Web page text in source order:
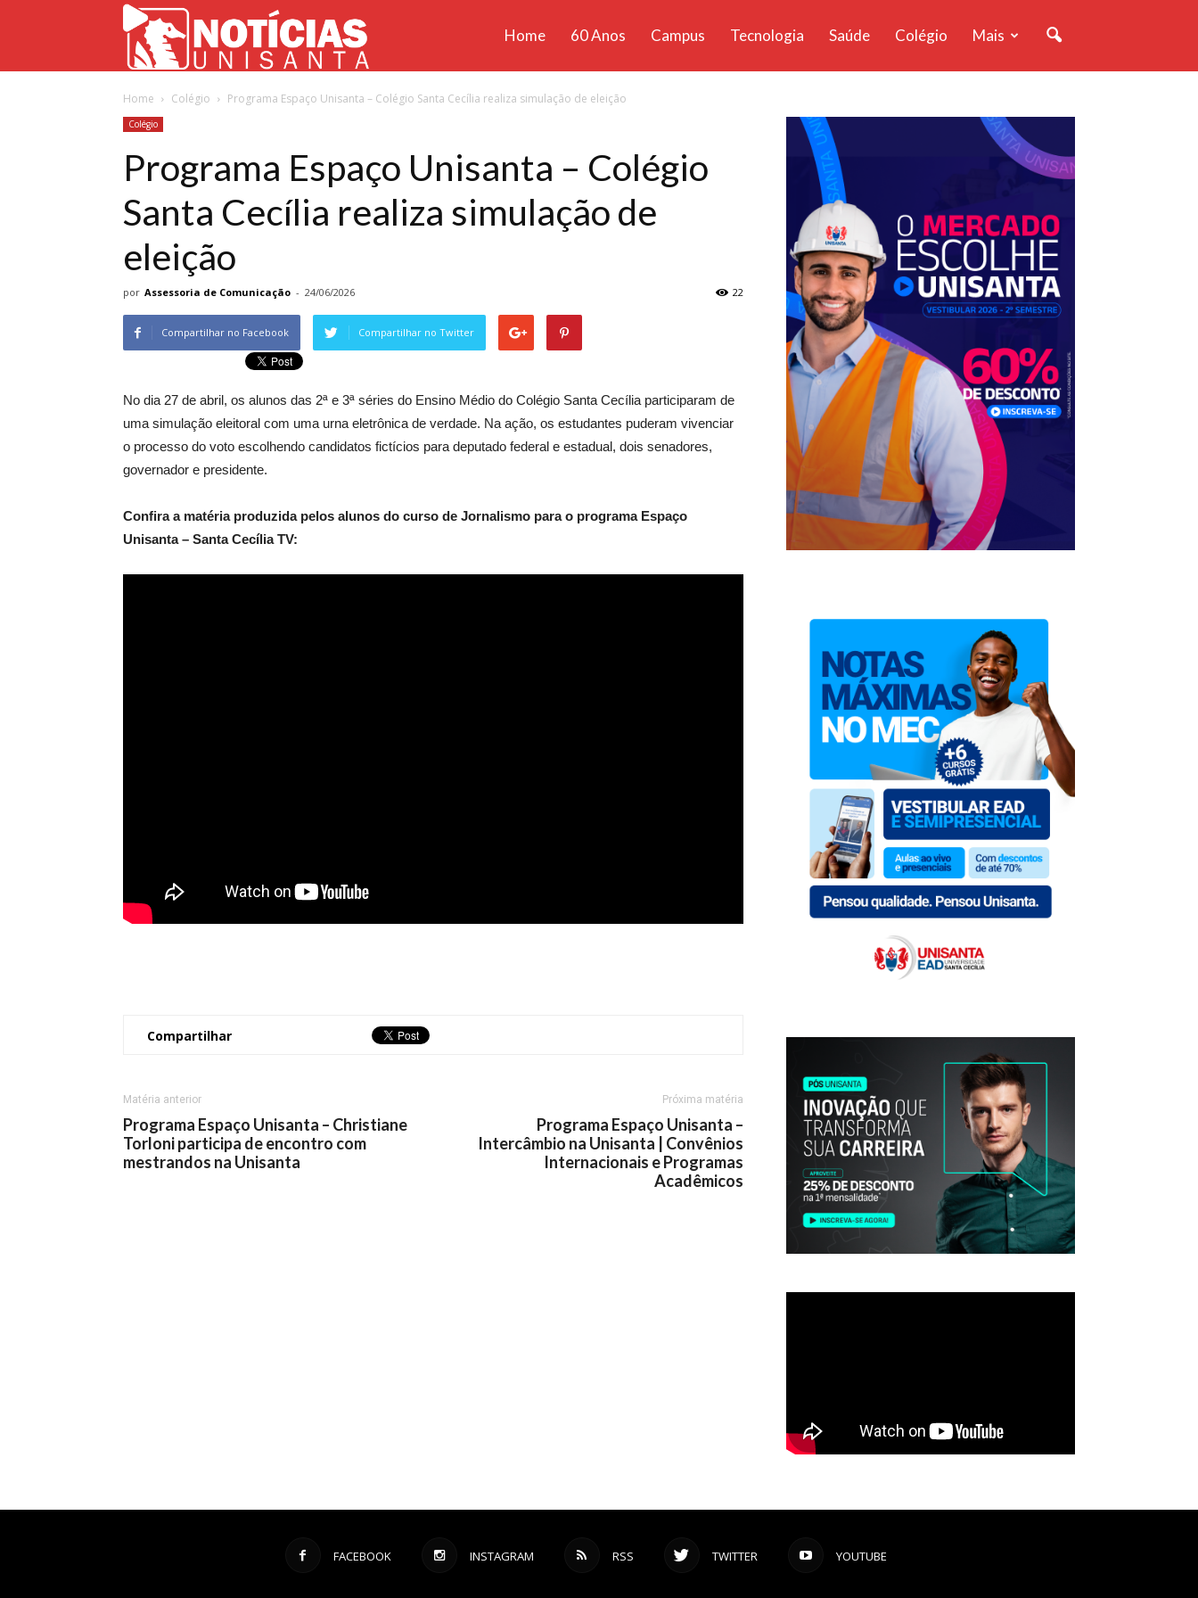
Unisanta
Home 60 Anos Campus Tecnologia Saúde Colégio Mais
Home Colégio Programa Espaço Unisanta – Colégio Santa Cecília realiza simulação de eleição
Colégio
Programa Espaço Unisanta – Colégio
Santa Cecília realiza simulação de
eleição
por Assessoria de Comunicação - 24/06/2026 22
Compartilhar no Facebook Compartilhar no Twitter
No dia 27 de abril, os alunos das 2ª e 3ª séries do Ensino Médio do Colégio Santa Cecília participaram de
uma simulação eleitoral com uma urna eletrônica de verdade. Na ação, os estudantes puderam vivenciar
o processo do voto escolhendo candidatos fictícios para deputado federal e estadual, dois senadores,
governador e presidente.
Confira a matéria produzida pelos alunos do curso de Jornalismo para o programa Espaço
Unisanta – Santa Cecília TV:
Compartilhar
Matéria anterior
Programa Espaço Unisanta – Christiane
Torloni participa de encontro com
mestrandos na Unisanta
Próxima matéria
Programa Espaço Unisanta –
Intercâmbio na Unisanta | Convênios
Internacionais e Programas
Acadêmicos
FACEBOOK INSTAGRAM RSS TWITTER YOUTUBE